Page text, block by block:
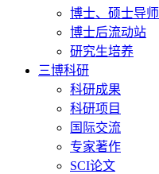
博士、硕士导师
博士后流动站
研究生培养
三博科研
科研成果
科研项目
国际交流
专家著作
SCI论文